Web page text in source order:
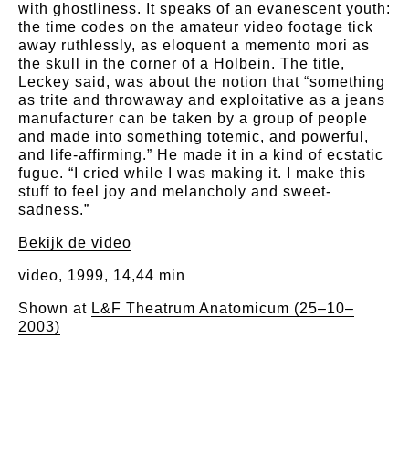
with ghostliness. It speaks of an evanescent youth:
the time codes on the amateur video footage tick
away ruthlessly, as eloquent a memento mori as
the skull in the corner of a Holbein. The title,
Leckey said, was about the notion that “something
as trite and throwaway and exploitative as a jeans
manufacturer can be taken by a group of people
and made into something totemic, and powerful,
and life-affirming.” He made it in a kind of ecstatic
fugue. “I cried while I was making it. I make this
stuff to feel joy and melancholy and sweet-
sadness.”
Bekijk de video
video, 1999, 14,44 min
Shown at L&F Theatrum Anatomicum (25–10–
2003)